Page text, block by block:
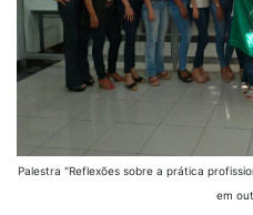
Palestra "Reflexões sobre a prática
em